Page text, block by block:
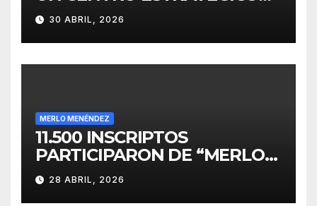
PARA EL DESARROLLO DE
INVERSIONES
30 ABRIL, 2026
MERLO MENÉNDEZ
11.500 INSCRIPTOS
PARTICIPARON DE “MERLO
CORRE POR MALVINAS”
28 ABRIL, 2026